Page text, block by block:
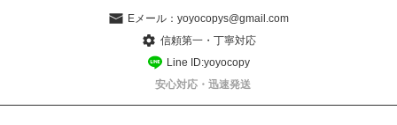
Eメール： yoyocopys@gmail.com
信頼第一・丁寧対応
Line ID:yoyocopy
安心対応・迅速発送